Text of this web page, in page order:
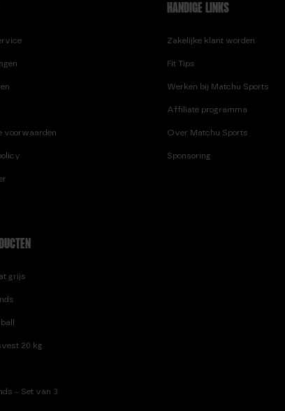
voorwaarden
grijs
20 kg
– Set van 3
HANDIGE LINKS
Zakelijke klant worden
Fit Tips
Werken bij Matchu Sports
Affiliate programma
Over Matchu Sports
Sponsoring